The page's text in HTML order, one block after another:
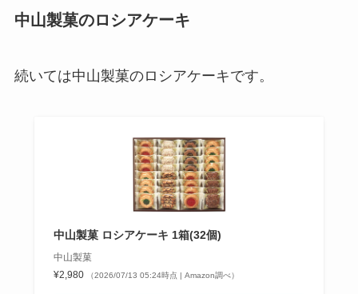
中山製菓のロシアケーキ
続いては中山製菓のロシアケーキです。
中山製菓 ロシアケーキ 1箱(32個)
中山製菓
¥2,980
（2026/07/13 05:24時点 | Amazon調べ）